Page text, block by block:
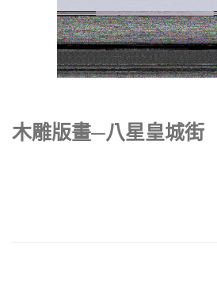
木雕版畫─八星皇城街